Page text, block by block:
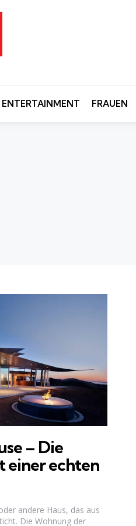
ENTERTAINMENT FRAUEN
– Die
einer echten
andere Haus, das aus
Die Wohnung der